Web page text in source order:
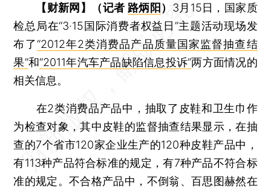
【财新网】（记者 路炳阳 ） 3月15日，国家质
检总局在“3·15国际消费者权益日”主题活动现场发
布了“2012年2类消费品产品质量国家监督抽查结
果”和“2011年汽车产品缺陷信息投诉”两方面情况的
相关信息。
在2类消费品产品中，抽取了皮鞋和卫生巾作
为检查对象，其中皮鞋的监督抽查结果显示，在抽
查的7个省市120家企业生产的120种皮鞋产品中，
有113种产品符合标准的规定，有7种产品不符合标
准的规定。不合格产品中，不倒翁、百思图赫然在